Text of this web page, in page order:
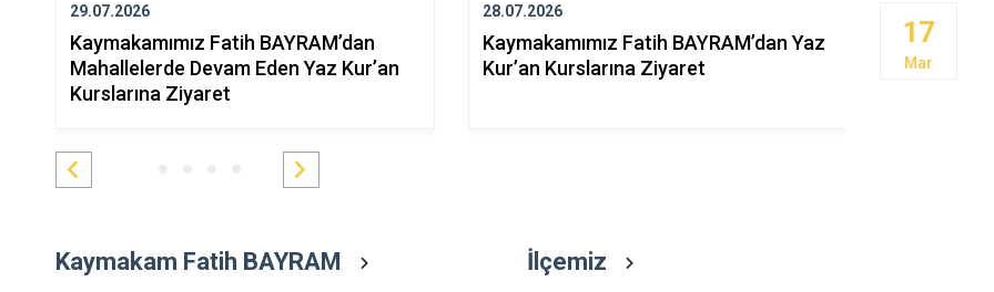
Köprübaşı
Kula
29.07.2026
Kaymakamımız Fatih BAYRAM’dan
Mahallelerde Devam Eden Yaz Kur’an
Kurslarına Ziyaret
28.07.2026
Kaymakamımız Fatih BAYRAM’dan Yaz
Kur’an Kurslarına Ziyaret
Millî Birlik
17
Mar
Kaymakam Fatih BAYRAM İlçemiz